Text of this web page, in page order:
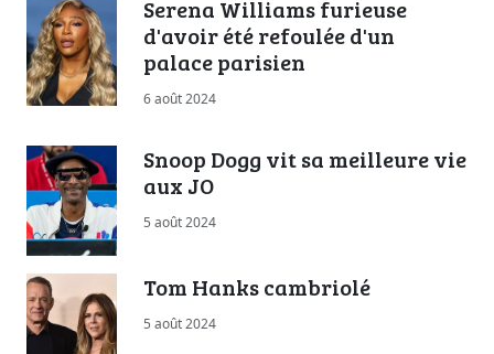
Serena Williams furieuse
d'avoir été refoulée d'un
palace parisien
6 août 2024
Snoop Dogg vit sa meilleure vie
aux JO
5 août 2024
Tom Hanks cambriolé
5 août 2024